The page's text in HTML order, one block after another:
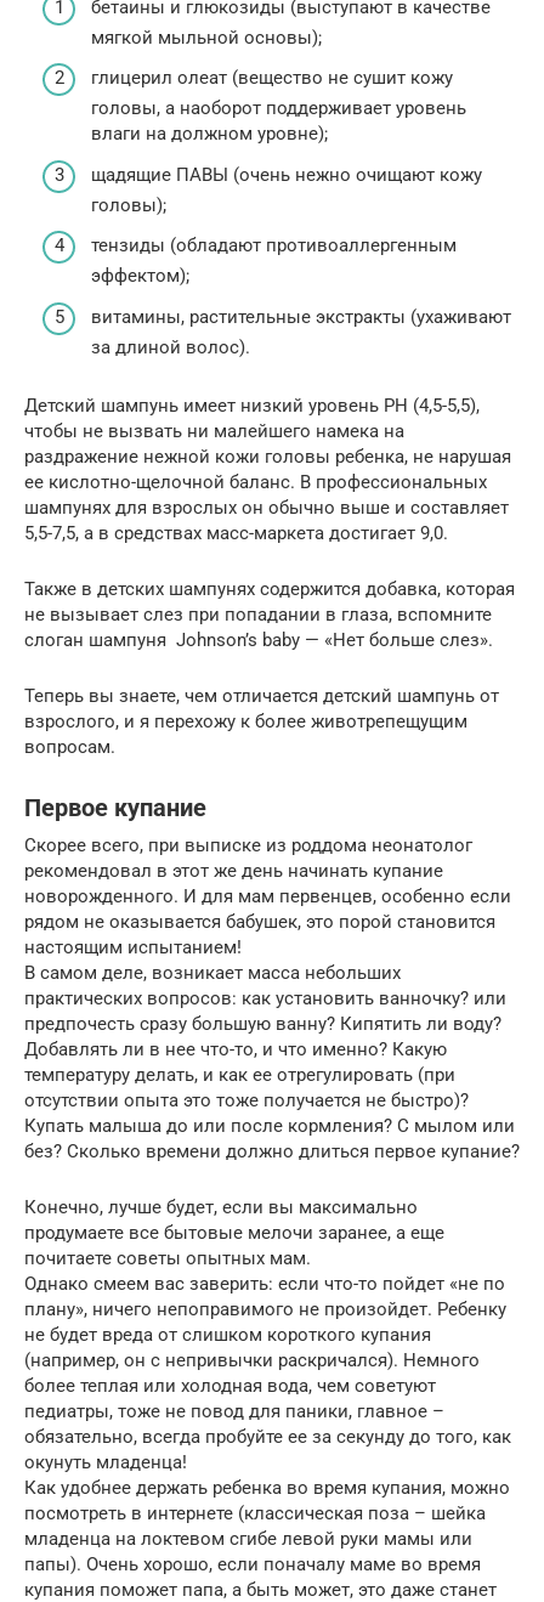
бетаины и глюкозиды (выступают в качестве
мягкой мыльной основы);
глицерил олеат (вещество не сушит кожу
головы, а наоборот поддерживает уровень
влаги на должном уровне);
щадящие ПАВЫ (очень нежно очищают кожу
головы);
тензиды (обладают противоаллергенным
эффектом);
витамины, растительные экстракты (ухаживают
за длиной волос).
Детский шампунь имеет низкий уровень PH (4,5-5,5),
чтобы не вызвать ни малейшего намека на
раздражение нежной кожи головы ребенка, не нарушая
ее кислотно-щелочной баланс. В профессиональных
шампунях для взрослых он обычно выше и составляет
5,5-7,5, а в средствах масс-маркета достигает 9,0.
Также в детских шампунях содержится добавка, которая
не вызывает слез при попадании в глаза, вспомните
слоган шампуня Johnson’s baby — «Нет больше слез».
Теперь вы знаете, чем отличается детский шампунь от
взрослого, и я перехожу к более животрепещущим
вопросам.
Первое купание
Скорее всего, при выписке из роддома неонатолог
рекомендовал в этот же день начинать купание
новорожденного. И для мам первенцев, особенно если
рядом не оказывается бабушек, это порой становится
настоящим испытанием!
В самом деле, возникает масса небольших
практических вопросов: как установить ванночку? или
предпочесть сразу большую ванну? Кипятить ли воду?
Добавлять ли в нее что-то, и что именно? Какую
температуру делать, и как ее отрегулировать (при
отсутствии опыта это тоже получается не быстро)?
Купать малыша до или после кормления? С мылом или
без? Сколько времени должно длиться первое купание?
Конечно, лучше будет, если вы максимально
продумаете все бытовые мелочи заранее, а еще
почитаете советы опытных мам.
Однако смеем вас заверить: если что-то пойдет «не по
плану», ничего непоправимого не произойдет. Ребенку
не будет вреда от слишком короткого купания
(например, он с непривычки раскричался). Немного
более теплая или холодная вода, чем советуют
педиатры, тоже не повод для паники, главное –
обязательно, всегда пробуйте ее за секунду до того, как
окунуть младенца!
Как удобнее держать ребенка во время купания, можно
посмотреть в интернете (классическая поза – шейка
младенца на локтевом сгибе левой руки мамы или
папы). Очень хорошо, если поначалу маме во время
купания поможет папа, а быть может, это даже станет